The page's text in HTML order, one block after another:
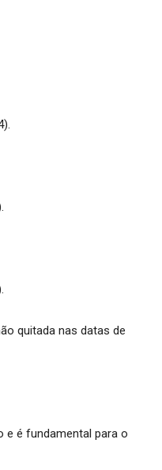
quitada nas datas de
e é fundamental para o